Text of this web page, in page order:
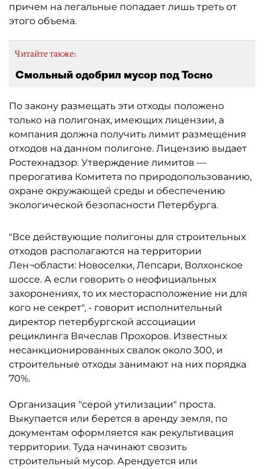
причем на легальные попадает лишь треть от
этого объема.
Читайте также:
Смольный одобрил мусор под Тосно
По закону размещать эти отходы положено
только на полигонах, имеющих лицензии, а
компания должна получить лимит размещения
отходов на данном полигоне. Лицензию выдает
Ростехнадзор. Утверждение лимитов —
прерогатива Комитета по природопользованию,
охране окружающей среды и обеспечению
экологической безопасности Петербурга.
"Все действующие полигоны для строительных
отходов располагаются на территории
Лен¬области: Новоселки, Лепсари, Волхонское
шоссе. А если говорить о неофициальных
захоронениях, то их месторасположение ни для
кого не секрет", - говорит исполнительный
директор петербургской ассоциации
рециклинга Вячеслав Прохоров. Известных
несанкционированных свалок около 300, и
строительные отходы занимают на них порядка
70%.
Организация "серой утилизации" проста.
Выкупается или берется в аренду земля, по
документам оформляется как рекультивация
территории. Туда начинают свозить
строительный мусор. Арендуется или